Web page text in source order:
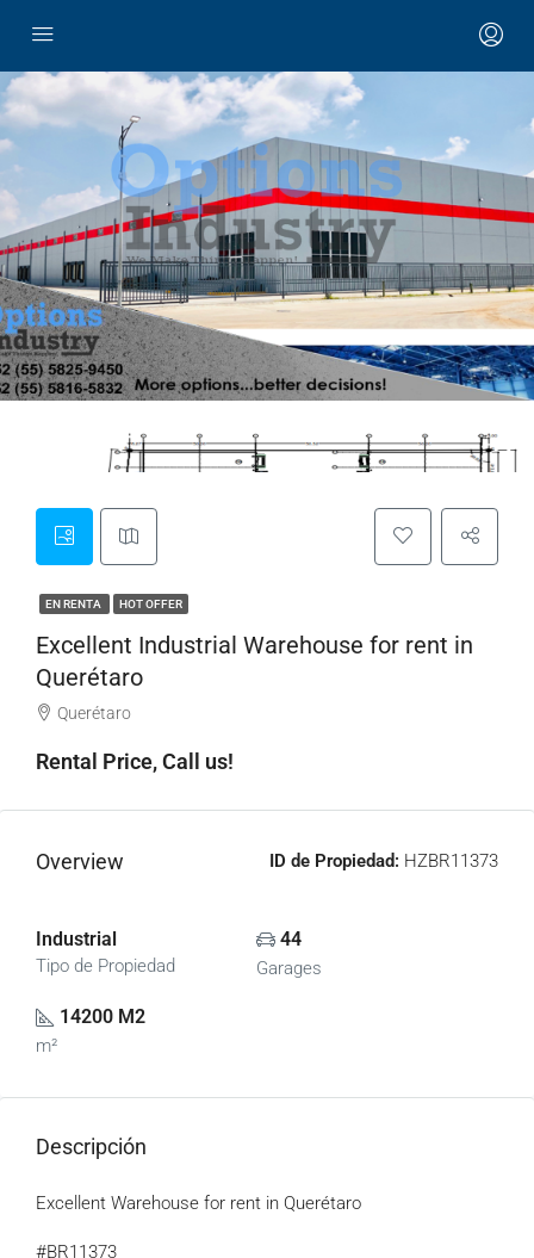
EN RENTA HOT OFFER
Excellent Industrial Warehouse for rent in
Querétaro
Querétaro
Rental Price, Call us!
Overview ID de Propiedad: HZBR11373
Industrial
Tipo de Propiedad
44
Garages
14200 M2
m²
Descripción
Excellent Warehouse for rent in Querétaro
#BR11373